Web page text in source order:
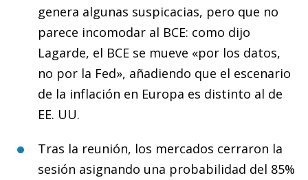
genera algunas suspicacias, pero que no
parece incomodar al BCE: como dijo
Lagarde, el BCE se mueve «por los datos,
no por la Fed», añadiendo que el escenario
de la inflación en Europa es distinto al de
EE. UU.
Tras la reunión, los mercados cerraron la
sesión asignando una probabilidad del 85%